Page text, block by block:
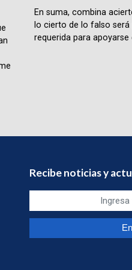
En suma, combina
lo cierto de lo falso será
requerida para apoyarse
Recibe noticias y